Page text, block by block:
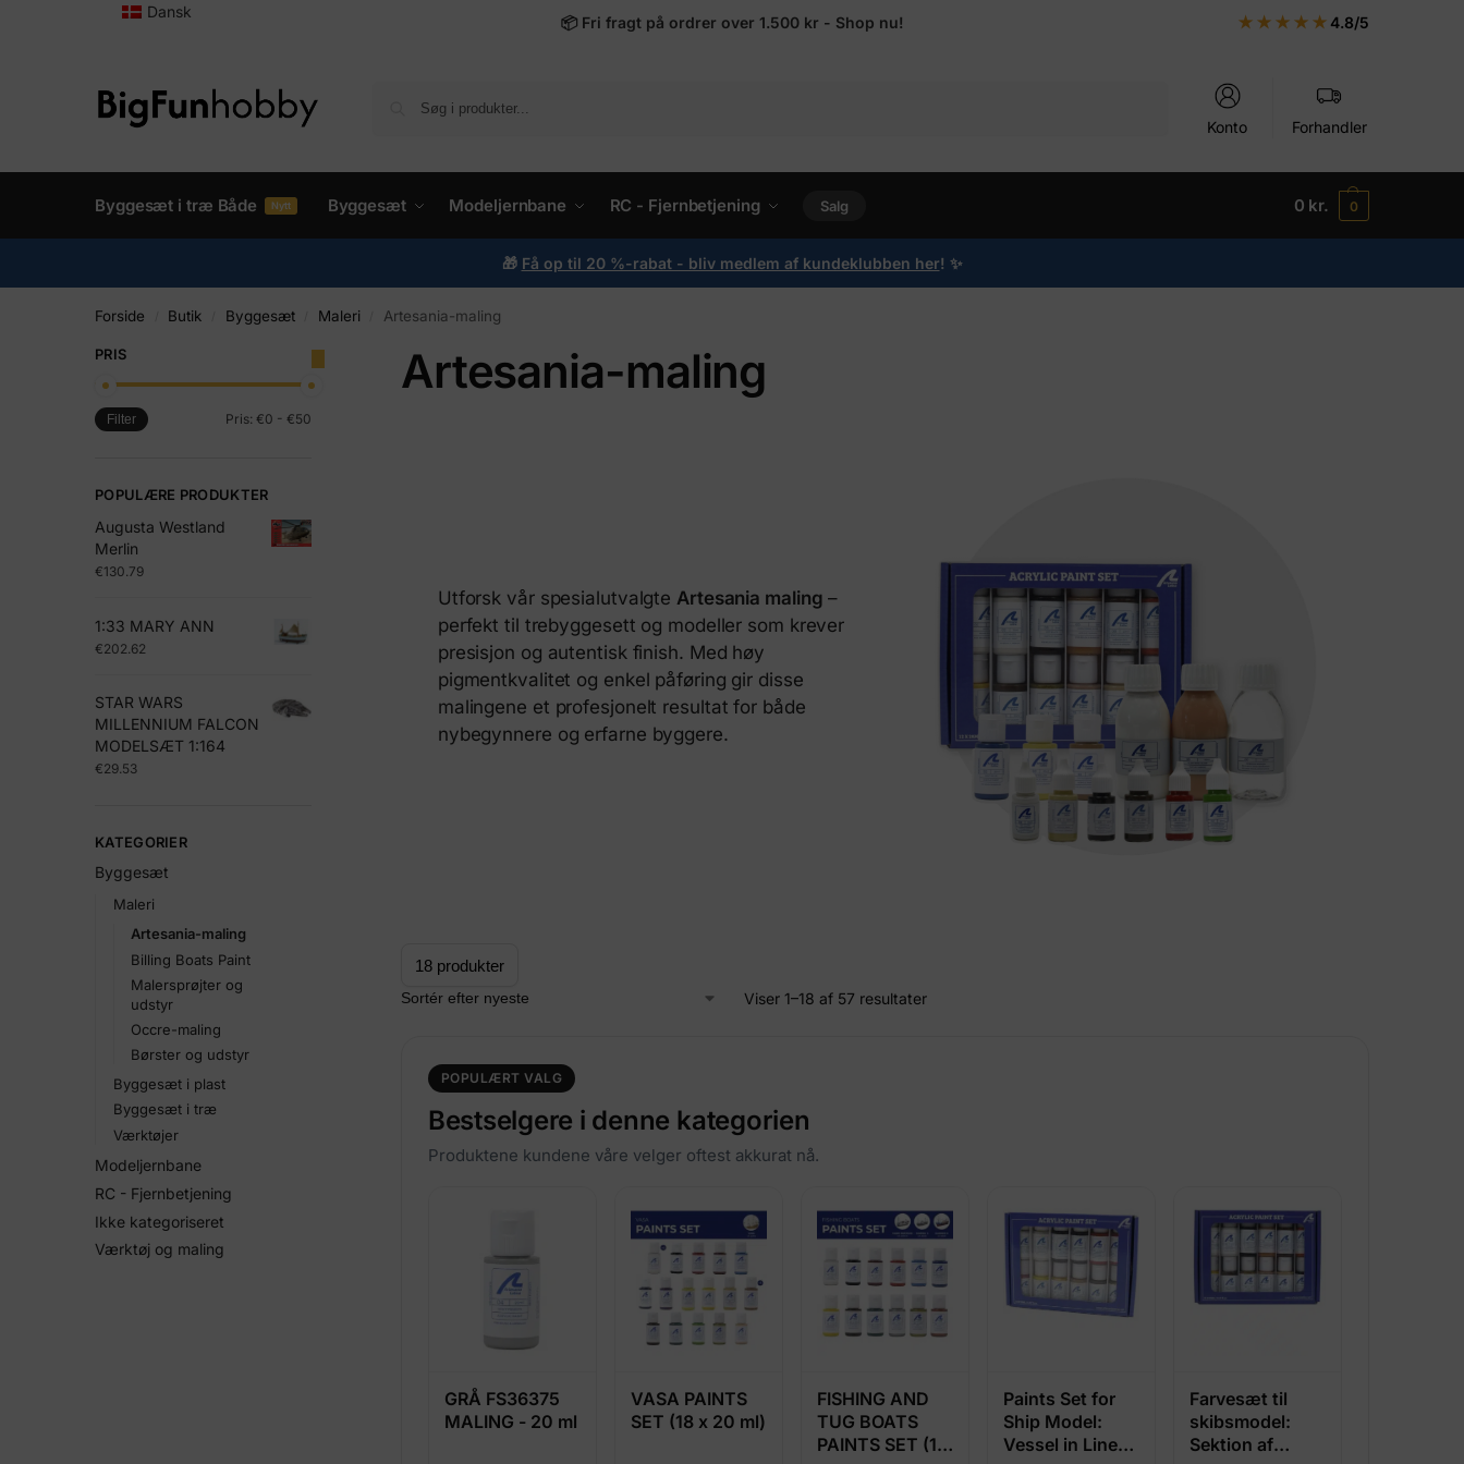
Dansk
📦 Fri fragt på ordrer over 1.500 kr - Shop nu! ★★★★★ 4.8/5
Konto Forhandler
Byggesæt i træ Både Nytt Byggesæt Modeljernbane RC - Fjernbetjening Salg 0 kr. 0
🎁 Få op til 20 %-rabat - bliv medlem af kundeklubben her! ✨
Forside Butik Byggesæt Maleri Artesania-maling
Artesania-maling
Utforsk vår spesialutvalgteArtesania maling –
perfekt til trebyggesett og modeller som krever
presisjon og autentisk finish. Med høy
pigmentkvalitet og enkel påføring gir disse
malingene et profesjonelt resultat for både
nybegynnere og erfarne byggere.
Viser 1–18 af 57 resultater
POPULÆRT VALG
Bestselgere i denne kategorien
Produktene kundene våre velger oftest akkurat nå.
GRÅ FS36375
MALING - 20 ml
VASA PAINTS
SET (18 x 20 ml)
FISHING AND
TUG BOATS
PAINTS SET (12
Paints Set for
Ship Model:
Vessel in Line
Farvesæt til
skibsmodel:
Sektion af
PRIS
Filter Pris: €0 - €50
POPULÆRE PRODUKTER
Augusta Westland
Merlin
€130.79
1:33 MARY ANN
€202.62
STAR WARS
MILLENNIUM FALCON
MODELSÆT 1:164
€29.53
KATEGORIER
Byggesæt
Maleri
Artesania-maling
Billing Boats Paint
Malersprøjter og
udstyr
Occre-maling
Børster og udstyr
Byggesæt i plast
Byggesæt i træ
Værktøjer
Modeljernbane
RC - Fjernbetjening
Ikke kategoriseret
Værktøj og maling